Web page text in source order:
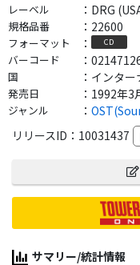
レーベル ： DRG
規格品番 ： 22600
フォーマット ： CD
バーコード ：
国 ： インタ
発売日 ： 1992年3
ジャンル ：
リリースID： 10031437
サマリー/統計情報